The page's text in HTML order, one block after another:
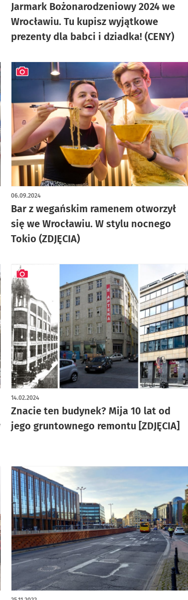
Jarmark Bożonarodzeniowy 2024 we
Wrocławiu. Tu kupisz wyjątkowe
prezenty dla babci i dziadka! (CENY)
Bar z wegańskim ramenem otworzył
się we Wrocławiu. W stylu nocnego
Tokio (ZDJĘCIA)
06.09.2024
artykuł z galerią zdjęć
Znacie ten budynek? Mija 10 lat od
jego gruntownego remontu [ZDJĘCIA]
14.02.2024
artykuł z galerią zdjęć